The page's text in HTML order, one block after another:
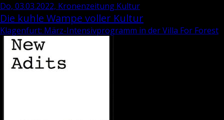
Do, 03.03.2022, Kronenzeitung Kultur
Die kuhle Wampe voller Kultur
Klagenfurt: März-Intensivprogramm in der Villa For Forest